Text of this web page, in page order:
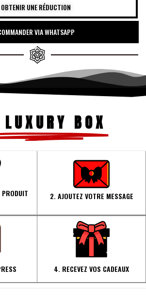
OBTENIR UNE RÉDUCTION
VIA WHATSAPP
BOX
2. AJOUTEZ VOTRE MESSAGE
4. RECEVEZ VOS CADEAUX